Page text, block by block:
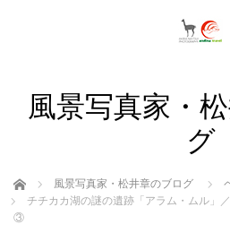
風景写真家・
グ
ホーム 風景写真家・松井章のブログ
チチカカ湖の謎の遺跡「アラム・ムル」
③